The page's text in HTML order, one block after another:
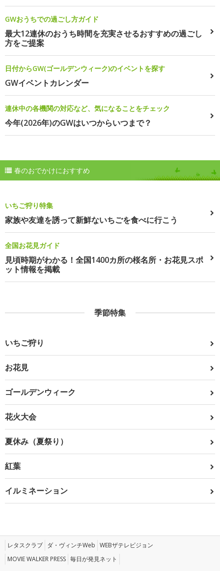
GWおうちでの過ごし方ガイド
最大12連休のおうち時間を充実させるおすすめの過ごし
方をご提案
日付からGW(ゴールデンウィーク)のイベントを探す
GWイベントカレンダー
連休中の各機関の対応など、気になることをチェック
今年(2026年)のGWはいつからいつまで？
春のおでかけにおすすめ
いちご狩り特集
家族や友達を誘って新鮮ないちごを食べに行こう
全国お花見ガイド
見頃時期がわかる！全国1400カ所の桜名所・お花見スポ
ット情報を掲載
季節特集
いちご狩り
お花見
ゴールデンウィーク
花火大会
夏休み（夏祭り）
紅葉
イルミネーション
レタスクラブ ダ・ヴィンチWeb WEBザテレビジョン
MOVIE WALKER PRESS 毎日が発見ネット